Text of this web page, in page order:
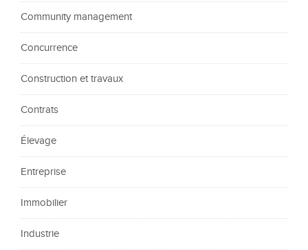
Community management
Concurrence
Construction et travaux
Contrats
Élevage
Entreprise
Immobilier
Industrie